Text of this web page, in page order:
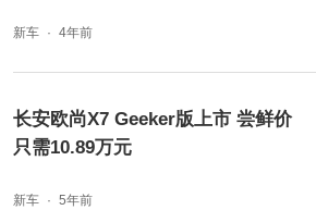
新车 4年前
长安欧尚X7 Geeker版上市 尝鲜价
只需10.89万元
新车 5年前